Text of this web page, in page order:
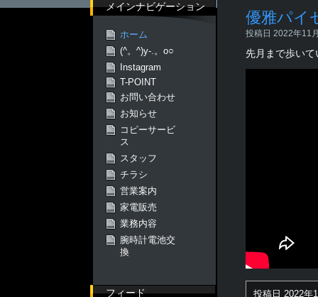
優雅パイ
投稿日 2022年11
先月まで歩い
投稿日 2022年
メインナビゲーション
ホーム
(^。^)y-.。o○
Instagram
T-POINT
お問い合わせ
お知らせ
コピーサービ
ス
スタッフ
チラシ
営業案内
家電販売
業務内容
腕時計電池交
換
フィード